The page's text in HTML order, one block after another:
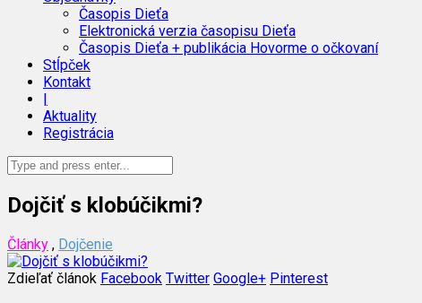
Časopis Dieťa
Elektronická verzia časopisu Dieťa
Časopis Dieťa + publikácia Hovorme o očkovaní
Stĺpček
Kontakt
|
Aktuality
Registrácia
Dojčiť s klobúčikmi?
Články , Dojčenie
Zdieľať článok Facebook Twitter Google+ Pinterest